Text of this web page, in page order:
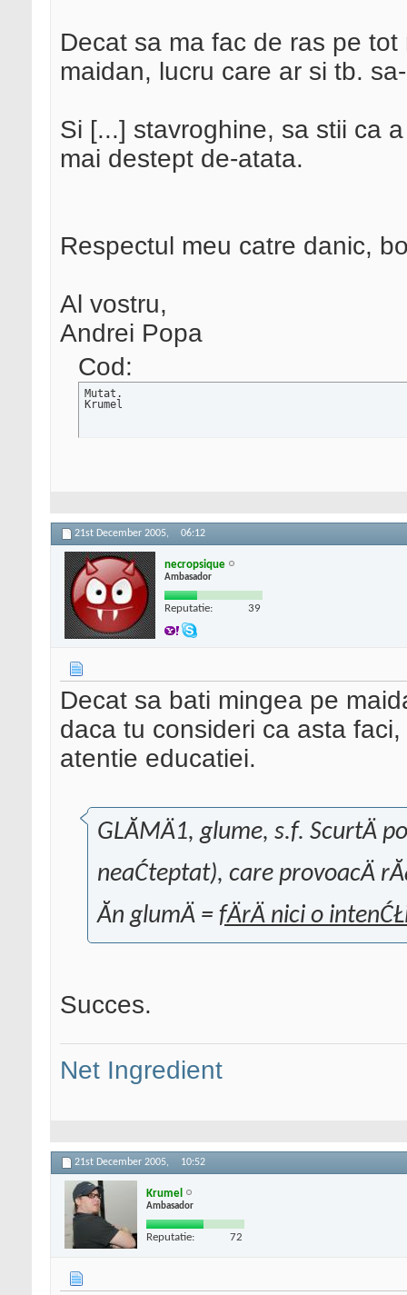
Decat sa ma fac de ras pe
maidan, lucru care ar si tb.
Si [...] stavroghine, sa stii ca
mai destept de-atata.
Respectul meu catre danic,
Al vostru,
Andrei Popa
Cod:
Mutat.
Krumel
21st December 2005, 06:12
necropsique
Ambasador
Reputatie: 39
Decat sa bati mingea pe
daca tu consideri ca asta
atentie educatiei.
GLĂMÄ1, glume, s.f. ScurtÄ
neaĆteptat), care provoacÄ
Ăn glumÄ = fÄrÄ nici o
Succes.
Net Ingredient
21st December 2005, 10:52
Krumel
Ambasador
Reputatie: 72